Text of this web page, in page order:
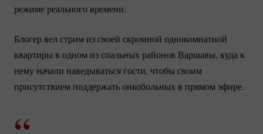
режиме реального времени.
Блогер вел стрим из своей скромной однокомнатной
квартиры в одном из спальных районов Варшавы, куда к
нему начали наведываться гости, чтобы своим
присутствием поддержать онкобольных в прямом эфире.